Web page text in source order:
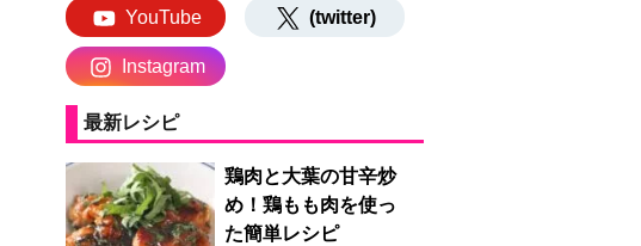
YouTube (twitter)
Instagram
最新レシピ
鶏肉と大葉の甘辛炒
め！鶏もも肉を使っ
た簡単レシピ